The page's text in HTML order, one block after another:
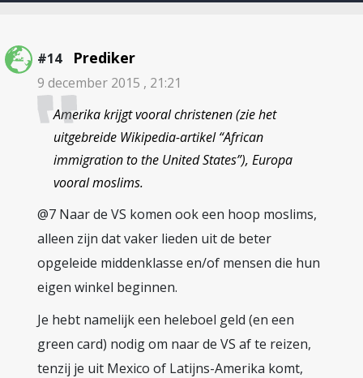
#14 Prediker
9 december 2015 , 21:21
Amerika krijgt vooral christenen (zie het
uitgebreide Wikipedia-artikel “African
immigration to the United States”), Europa
vooral moslims.
@7 Naar de VS komen ook een hoop moslims,
alleen zijn dat vaker lieden uit de beter
opgeleide middenklasse en/of mensen die hun
eigen winkel beginnen.
Je hebt namelijk een heleboel geld (en een
green card) nodig om naar de VS af te reizen,
tenzij je uit Mexico of Latijns-Amerika komt,